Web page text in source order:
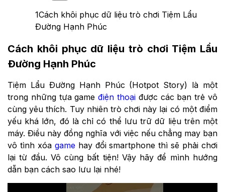
1Cách khôi phục dữ liệu trò chơi Tiệm Lẩu
Đường Hạnh Phúc
Cách khôi phục dữ liệu trò chơi Tiệm Lẩu
Đường Hạnh Phúc
Tiệm Lẩu Đường Hạnh Phúc (Hotpot Story) là một
trong những tựa gameđiện thoại được các bạn trẻ vô
cùng yêu thích. Tuy nhiên trò chơi này lại có một điểm
yếu khá lớn, đó là chỉ có thể lưu trữ dữ liệu trên một
máy. Điều này đồng nghĩa với việc nếu chẳng may bạn
vô tình xóa gamehay đổi smartphone thì sẽ phải chơi
lại từ đầu. Vô cùng bất tiện! Vậy hãy để mình hướng
dẫn bạn cách sao lưu lại nhé!